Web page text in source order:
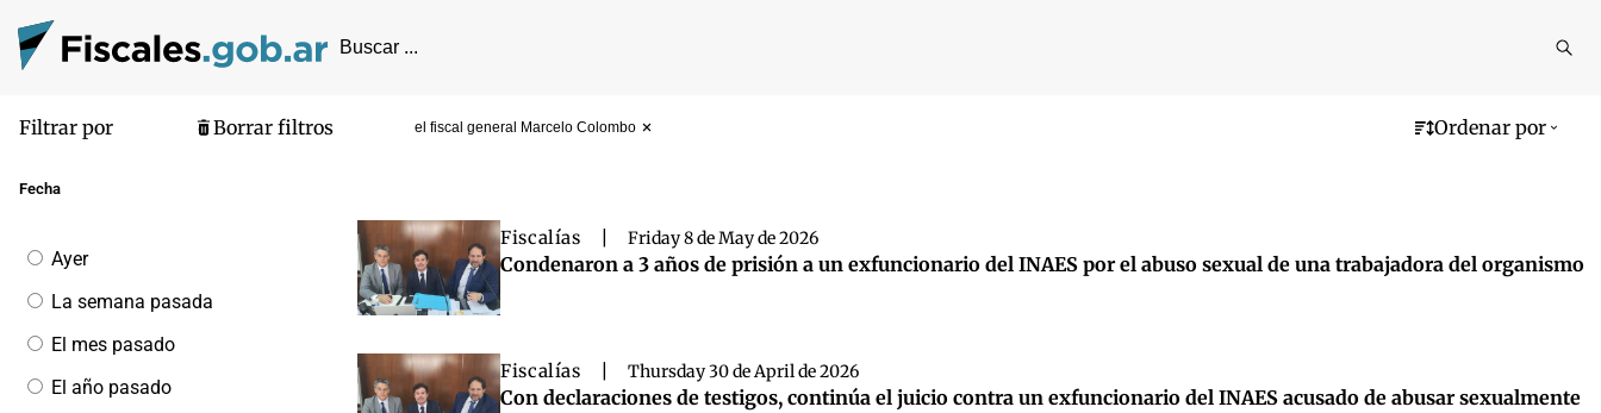
Filtrar por Borrar filtros el fiscal general Marcelo Colombo Ordenar por
Fecha
Filtrar
por
fecha
Ayer
La semana pasada
El mes pasado
El año pasado
Fiscalías Friday 8 de May de 2026
Condenaron a 3 años de prisión a un exfuncionario del INAES por el abuso sexual de una trabajadora del organismo
Fiscalías Thursday 30 de April de 2026
Con declaraciones de testigos, continúa el juicio contra un exfuncionario del INAES acusado de abusar sexualmente